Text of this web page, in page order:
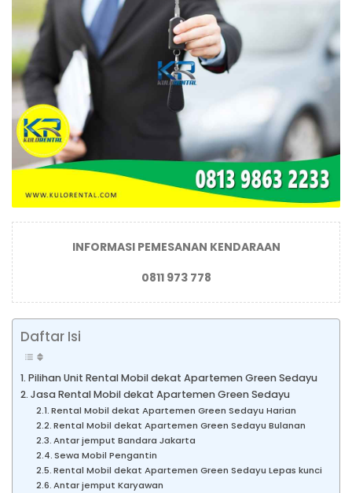
INFORMASI PEMESANAN KENDARAAN
0811 973 778
Daftar Isi
Pilihan Unit Rental Mobil dekat Apartemen Green Sedayu
Jasa Rental Mobil dekat Apartemen Green Sedayu
Rental Mobil dekat Apartemen Green Sedayu Harian
Rental Mobil dekat Apartemen Green Sedayu Bulanan
Antar jemput Bandara Jakarta
Sewa Mobil Pengantin
Rental Mobil dekat Apartemen Green Sedayu Lepas kunci
Antar jemput Karyawan